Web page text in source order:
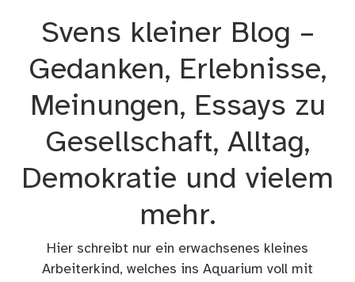
Svens kleiner Blog –
Gedanken, Erlebnisse,
Meinungen, Essays zu
Gesellschaft, Alltag,
Demokratie und vielem
mehr.
Hier schreibt nur ein erwachsenes kleines
Arbeiterkind, welches ins Aquarium voll mit